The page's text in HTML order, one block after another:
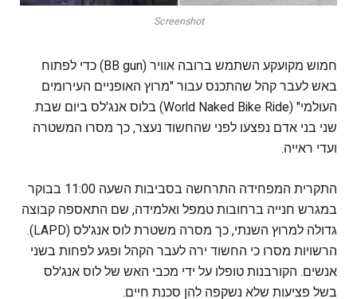
Screenshot
חמוש מקועקע השתמש ברובה אוויר (BB gun) כדי לפתוח
באש לעבר קהל שהתכנס עבור "מרוץ האופניים העירומים
העולמי" (World Naked Bike Ride) בלוס אנג'לס ביום שבת.
שני בני אדם נפצעו לפני שהחשוד נעצר, כך מסרו המשטרה
ועדי ראייה.
התקרית המפחידה התרחשה בסביבות השעה 11:00 בבוקר
במגרש חנייה ברחובות טמפל ואלמידה, שם התאספה קבוצה
גדולה למרוץ השנתי, כך מסרה משטרת לוס אנג'לס (LAPD).
הרשויות מסרו כי החשוד ירה לעבר הקהל ופגע לפחות בשני
אנשים. הקורבנות טופלו על ידי מכבי האש של לוס אנג'לס
בשל פציעות שלא נשקפה להן סכנת חיים.